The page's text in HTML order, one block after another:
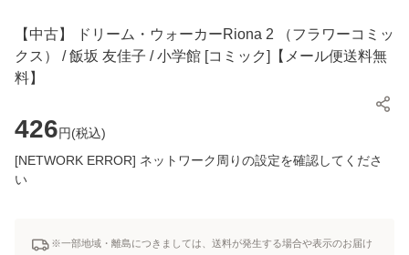
【中古】 ドリーム・ウォーカーRiona 2 （フラワーコミッ
クス） / 飯坂 友佳子 / 小学館 [コミック]【メール便送料無
料】
426円(税込)
[NETWORK ERROR] ネットワーク周りの設定を確認してくださ
い
※一部地域・離島につきましては、送料が発生する場合や表示のお届け